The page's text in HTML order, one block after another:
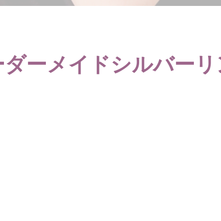
ーメイドシルバー